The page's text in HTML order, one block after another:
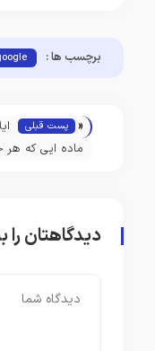
برچسب ها :
« پست قبلی
ماده ایی که هر
دیدگاهتان را